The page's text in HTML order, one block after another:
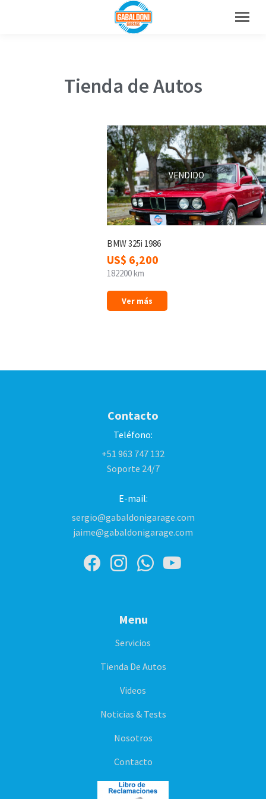
Tienda de Autos
VENDIDO
BMW 325i 1986
US$ 6,200
182200 km
Ver más
Contacto
Teléfono:
+51 963 747 132
Soporte 24/7
E-mail:
sergio@gabaldonigarage.com
jaime@gabaldonigarage.com
Menu
Servicios
Tienda De Autos
Videos
Noticias & Tests
Nosotros
Contacto